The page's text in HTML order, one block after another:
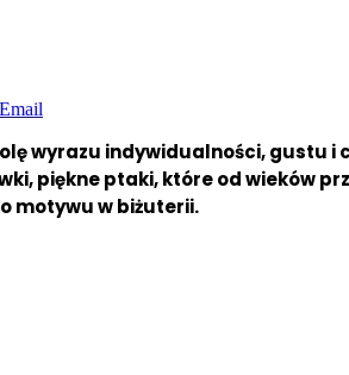
Email
wyrazu indywidualności, gustu
piękne ptaki, które od wieków
motywu w biżuterii.